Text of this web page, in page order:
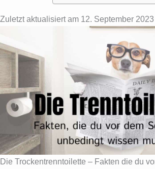
Zuletzt aktualisiert am 12. September 2023
Die Trockentrenntoilette – Fakten die du